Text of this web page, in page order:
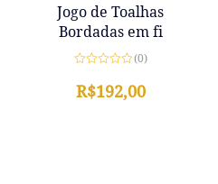
Jogo de Toalhas
Bordadas em fi
0
de
(0)
R$192,00